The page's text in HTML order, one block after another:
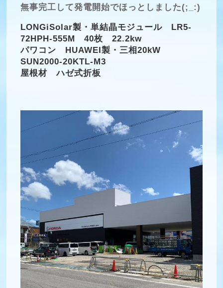
無事完工して発電開始でほっとしました(;_:)
LONGiSolar製・単結晶モジュール LR5-
72HPH-555M 40枚 22.2kw
パワコン HUAWEI製・三相20kW
SUN2000-20KTL-M3
屋根材 ハゼ式折板